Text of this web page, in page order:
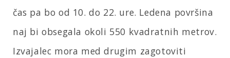
čas pa bo od 10. do 22. ure. Ledena površina
naj bi obsegala okoli 550 kvadratnih metrov.
Izvajalec mora med drugim zagotoviti